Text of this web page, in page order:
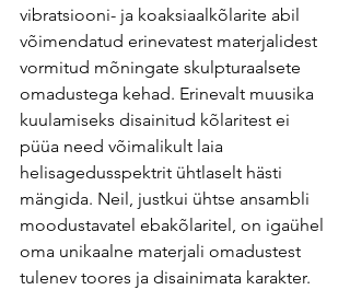
vibratsiooni- ja koaksiaalkõlarite abil
võimendatud erinevatest materjalidest
vormitud mõningate skulpturaalsete
omadustega kehad. Erinevalt muusika
kuulamiseks disainitud kõlaritest ei
püüa need võimalikult laia
helisagedusspektrit ühtlaselt hästi
mängida. Neil, justkui ühtse ansambli
moodustavatel ebakõlaritel, on igaühel
oma unikaalne materjali omadustest
tulenev toores ja disainimata karakter.